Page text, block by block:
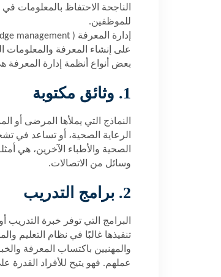
الناجحة الاحتفاظ بالمعلومات
للموظفين.
إدارة المعرفة ( management
على إنشاء المعرفة والمعلومات
بعض أنواع أنظمة إدارة المعرفة
1. وثائق مكتوبة
النماذج التي يملأها المرضى أو
الرعاية الصحية، أو تساعد في
الصحية والأطباء الآخرين، هي
وسائل من الاتصالات.
2. برامج التدريب
البرامج التي توفر خبرة
تنفيذها غالبًا في نظام التعليم
والمهنيين باكتساب المعرفة
عملهم. فهو يتيح للأفراد